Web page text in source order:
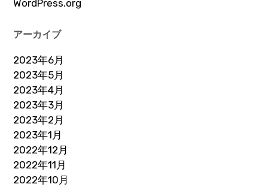
WordPress.org
アーカイブ
2023年6月
2023年5月
2023年4月
2023年3月
2023年2月
2023年1月
2022年12月
2022年11月
2022年10月